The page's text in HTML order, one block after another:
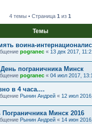
4 темы • Страница1 из1
Темы
воина-
pogranec « 13 дек 2017,
пограничника Минск
pogranec « 04 июл 2017,
в 4 часа....
Рынин Андрей « 12 июл
Минск 2016
Рынин Андрей « 14 июн